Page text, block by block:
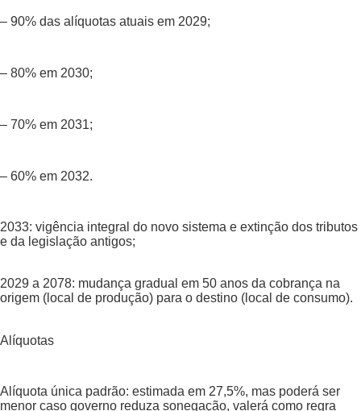
– 90% das alíquotas atuais em 2029;
– 80% em 2030;
– 70% em 2031;
– 60% em 2032.
2033: vigência integral do novo sistema e extinção dos tributos
e da legislação antigos;
2029 a 2078: mudança gradual em 50 anos da cobrança na
origem (local de produção) para o destino (local de consumo).
Alíquotas
Alíquota única padrão: estimada em 27,5%, mas poderá ser
menor caso governo reduza sonegação, valerá como regra